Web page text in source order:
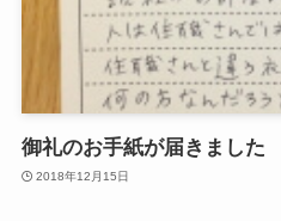
御礼のお手紙が届きました
2018年12月15日